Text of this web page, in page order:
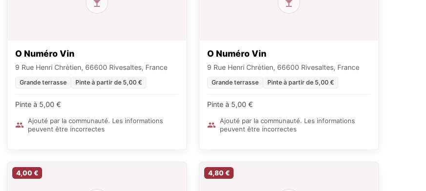
O Numéro Vin
9 Rue Henri Chrėtien, 66600 Rivesaltes, France
Grande terrasse Pinte à partir de 5,00 €
Pinte à 5,00 €
Ajouté par la communauté. Les informations
peuvent être incorrectes
O Numéro Vin
9 Rue Henri Chrėtien, 66600 Rivesaltes, France
Grande terrasse Pinte à partir de 5,00 €
Pinte à 5,00 €
Ajouté par la communauté. Les informations
peuvent être incorrectes
4,00 € 4,80 €